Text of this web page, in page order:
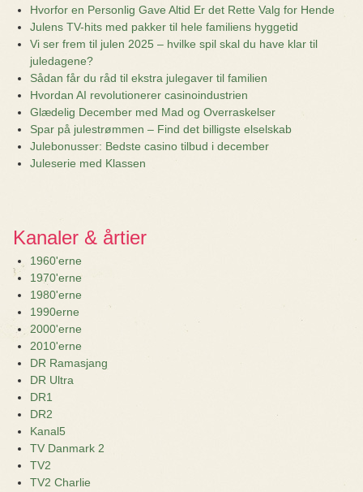
Hvorfor en Personlig Gave Altid Er det Rette Valg for Hende
Julens TV-hits med pakker til hele familiens hyggetid
Vi ser frem til julen 2025 – hvilke spil skal du have klar til
juledagene?
Sådan får du råd til ekstra julegaver til familien
Hvordan AI revolutionerer casinoindustrien
Glædelig December med Mad og Overraskelser
Spar på julestrømmen – Find det billigste elselskab
Julebonusser: Bedste casino tilbud i december
Juleserie med Klassen
Kanaler & årtier
1960'erne
1970'erne
1980'erne
1990erne
2000'erne
2010'erne
DR Ramasjang
DR Ultra
DR1
DR2
Kanal5
TV Danmark 2
TV2
TV2 Charlie